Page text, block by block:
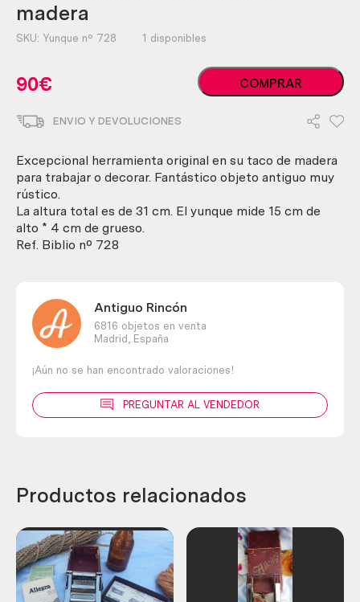
madera
SKU: Yunque nº 728 1 disponibles
90€
Centenario
yunque
Pieza
original.
rollizo
COMPRAR
ENVIO Y DEVOLUCIONES
Excepcional herramienta original en su taco de madera
para trabajar o decorar. Fantástico objeto antiguo muy
rústico.
La altura total es de 31 cm. El yunque mide 15 cm de
alto * 4 cm de grueso.
Ref. Biblio nº 728
Antiguo Rincón
6816 objetos en venta
Madrid,
España
¡Aún no se han encontrado valoraciones!
PREGUNTAR AL VENDEDOR
Productos relacionados